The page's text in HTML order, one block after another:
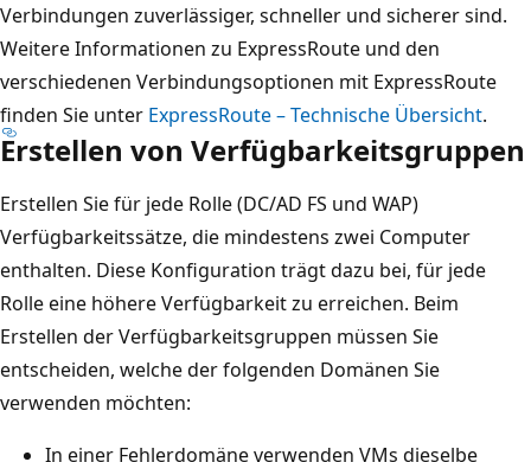
Verbindungen zuverlässiger, schneller und sicherer sind.
Weitere Informationen zu ExpressRoute und den
verschiedenen Verbindungsoptionen mit ExpressRoute
finden Sie unter ExpressRoute – Technische Übersicht.
Erstellen von Verfügbarkeitsgruppen
Erstellen Sie für jede Rolle (DC/AD FS und WAP)
Verfügbarkeitssätze, die mindestens zwei Computer
enthalten. Diese Konfiguration trägt dazu bei, für jede
Rolle eine höhere Verfügbarkeit zu erreichen. Beim
Erstellen der Verfügbarkeitsgruppen müssen Sie
entscheiden, welche der folgenden Domänen Sie
verwenden möchten:
In einer Fehlerdomäne verwenden VMs dieselbe